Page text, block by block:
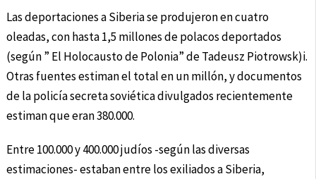
Las deportaciones a Siberia se produjeron en cuatro
oleadas, con hasta 1,5 millones de polacos deportados
(según ” El Holocausto de Polonia” de Tadeusz Piotrowsk)i.
Otras fuentes estiman el total en un millón, y documentos
de la policía secreta soviética divulgados recientemente
estiman que eran 380.000.
Entre 100.000 y 400.000 judíos -según las diversas
estimaciones- estaban entre los exiliados a Siberia,